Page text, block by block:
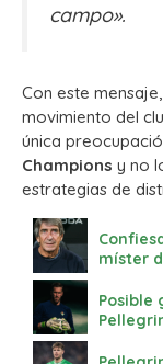
campo».
Con este
movimiento del
única
Champions y no
estrategias de
míster
Posible